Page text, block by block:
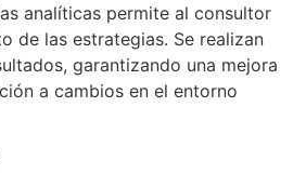
analíticas permite al consultor
de las estrategias. Se realizan
garantizando una mejora
a cambios en el entorno